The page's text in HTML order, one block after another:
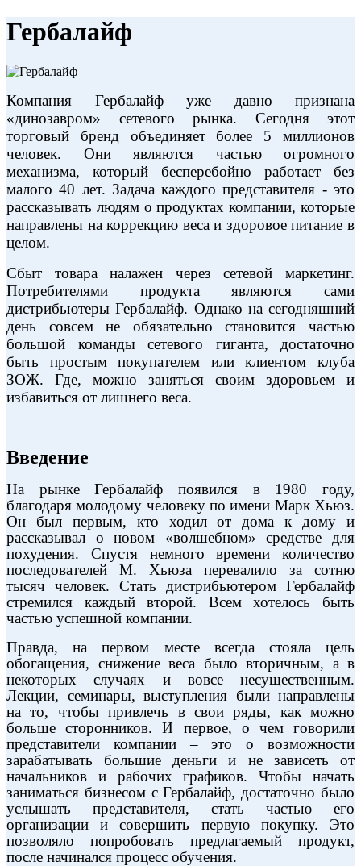
Гербалайф
Компания Гербалайф уже давно признана
«динозавром» сетевого рынка. Сегодня этот
торговый бренд объединяет более 5 миллионов
человек. Они являются частью огромного
механизма, который бесперебойно работает без
малого 40 лет. Задача каждого представителя - это
рассказывать людям о продуктах компании, которые
направлены на коррекцию веса и здоровое питание в
целом.
Сбыт товара налажен через сетевой маркетинг.
Потребителями продукта являются сами
дистрибьютеры Гербалайф. Однако на сегодняшний
день совсем не обязательно становится частью
большой команды сетевого гиганта, достаточно
быть простым покупателем или клиентом клуба
ЗОЖ. Где, можно заняться своим здоровьем и
избавиться от лишнего веса.
Введение
На рынке Гербалайф появился в 1980 году,
благодаря молодому человеку по имени Марк Хьюз.
Он был первым, кто ходил от дома к дому и
рассказывал о новом «волшебном» средстве для
похудения. Спустя немного времени количество
последователей М. Хьюза перевалило за сотню
тысяч человек. Стать дистрибьютером Гербалайф
стремился каждый второй. Всем хотелось быть
частью успешной компании.
Правда, на первом месте всегда стояла цель
обогащения, снижение веса было вторичным, а в
некоторых случаях и вовсе несущественным.
Лекции, семинары, выступления были направлены
на то, чтобы привлечь в свои ряды, как можно
больше сторонников. И первое, о чем говорили
представители компании – это о возможности
зарабатывать большие деньги и не зависеть от
начальников и рабочих графиков. Чтобы начать
заниматься бизнесом с Гербалайф, достаточно было
услышать представителя, стать частью его
организации и совершить первую покупку. Это
позволяло попробовать предлагаемый продукт,
после начинался процесс обучения.